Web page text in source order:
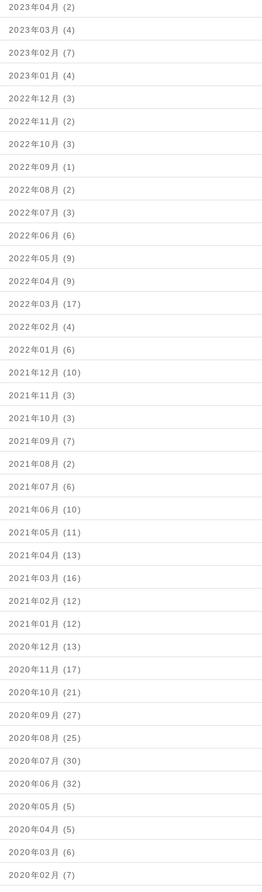
2023年04月 (2)
2023年03月 (4)
2023年02月 (7)
2023年01月 (4)
2022年12月 (3)
2022年11月 (2)
2022年10月 (3)
2022年09月 (1)
2022年08月 (2)
2022年07月 (3)
2022年06月 (6)
2022年05月 (9)
2022年04月 (9)
2022年03月 (17)
2022年02月 (4)
2022年01月 (6)
2021年12月 (10)
2021年11月 (3)
2021年10月 (3)
2021年09月 (7)
2021年08月 (2)
2021年07月 (6)
2021年06月 (10)
2021年05月 (11)
2021年04月 (13)
2021年03月 (16)
2021年02月 (12)
2021年01月 (12)
2020年12月 (13)
2020年11月 (17)
2020年10月 (21)
2020年09月 (27)
2020年08月 (25)
2020年07月 (30)
2020年06月 (32)
2020年05月 (5)
2020年04月 (5)
2020年03月 (6)
2020年02月 (7)